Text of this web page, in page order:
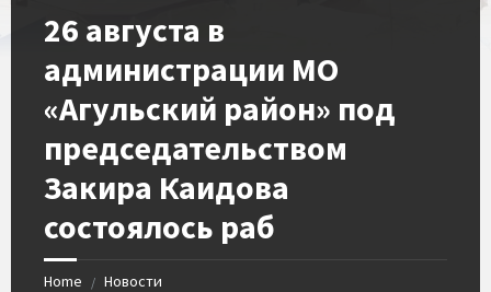
​26 августа в
администрации МО
«Агульский район» под
председательством
Закира Каидова
состоялось раб
Home / Новости